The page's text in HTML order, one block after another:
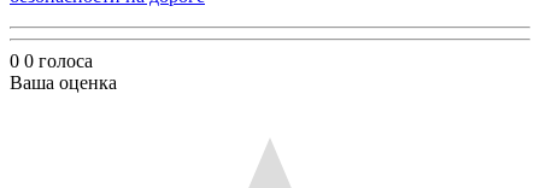
0 0 голоса
Ваша оценка